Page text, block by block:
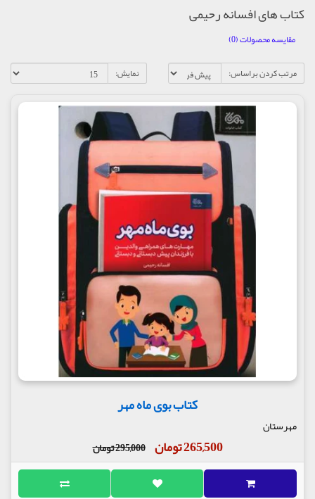
کتاب های افسانه رحیمی
مقایسه محصولات (0)
مرتب کردن براساس:
نمایش:
کتاب بوی ماه مهر
مهرستان
265,500 تومان 295,000 تومان